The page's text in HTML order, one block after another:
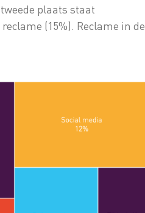
plaats staat
(15%). Reclame in de